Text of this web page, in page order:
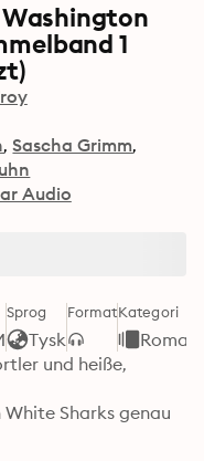
1
Sascha Grimm
Audio
Sprog
Tysk
FormatKategori
und heiße,
Sharks genau